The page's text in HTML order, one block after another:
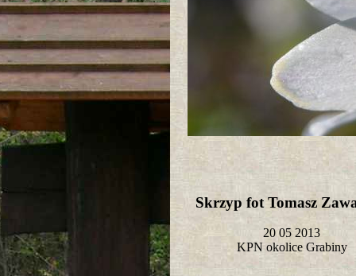
Skrzyp fot Tomasz
20 05 2013
KPN okolice Grabiny